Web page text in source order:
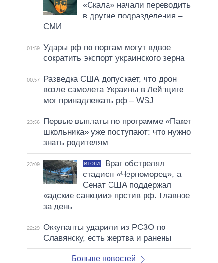
«Скала» начали переводить
в другие подразделения –
СМИ
01:59 Удары рф по портам могут вдвое
сократить экспорт украинского зерна
00:57
Разведка США допускает, что дрон
возле самолета Украины в Лейпциге
мог принадлежать рф – WSJ
23:56
Первые выплаты по программе «Пакет
школьника» уже поступают: что нужно
знать родителям
23:09 ИТОГИ
Враг обстрелял
стадион «Черноморец», а
Сенат США поддержал
«адские санкции» против рф. Главное
за день
22:29 Оккупанты ударили из РСЗО по
Славянску, есть жертва и ранены
Больше новостей